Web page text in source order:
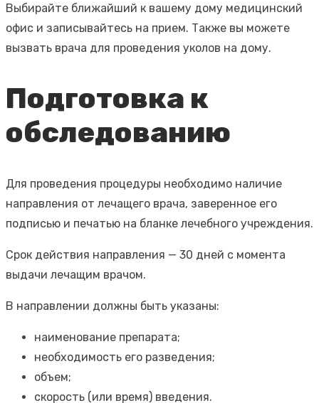
Выбирайте ближайший к вашему дому медицинский
офис и записывайтесь на прием. Также вы можете
вызвать врача для проведения уколов на дому.
Подготовка к
обследованию
Для проведения процедуры необходимо наличие
направления от лечащего врача, заверенное его
подписью и печатью на бланке лечебного учреждения.
Срок действия направления — 30 дней с момента
выдачи лечащим врачом.
В направлении должны быть указаны:
наименование препарата;
необходимость его разведения;
объем;
скорость (или время) введения.